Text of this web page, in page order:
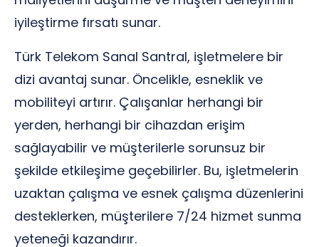
iyileştirme fırsatı sunar.
Türk Telekom Sanal Santral, işletmelere bir
dizi avantaj sunar. Öncelikle, esneklik ve
mobiliteyi artırır. Çalışanlar herhangi bir
yerden, herhangi bir cihazdan erişim
sağlayabilir ve müşterilerle sorunsuz bir
şekilde etkileşime geçebilirler. Bu, işletmelerin
uzaktan çalışma ve esnek çalışma düzenlerini
desteklerken, müşterilere 7/24 hizmet sunma
yeteneği kazandırır.